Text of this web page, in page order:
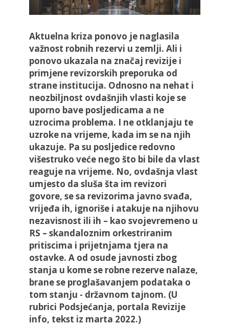
Aktuelna kriza ponovo je naglasila
važnost robnih rezervi u zemlji. Ali i
ponovo ukazala na značaj revizije i
primjene revizorskih preporuka od
strane institucija. Odnosno na nehat i
neozbiljnost ovdašnjih vlasti koje se
uporno bave posljedicama a ne
uzrocima problema. I ne otklanjaju te
uzroke na vrijeme, kada im se na njih
ukazuje. Pa su posljedice redovno
višestruko veće nego što bi bile da vlast
reaguje na vrijeme. No, ovdašnja vlast
umjesto da sluša šta im revizori
govore, se sa revizorima javno svađa,
vrijeđa ih, ignoriše i atakuje na njihovu
nezavisnost ili ih – kao svojevremeno u
RS – skandaloznim orkestriranim
pritiscima i prijetnjama tjera na
ostavke. A od osude javnosti zbog
stanja u kome se robne rezerve nalaze,
brane se proglašavanjem podataka o
tom stanju - državnom tajnom. (U
rubrici Podsjećanja, portala Revizije
info, tekst iz marta 2022.)